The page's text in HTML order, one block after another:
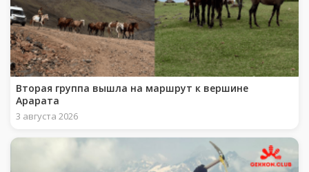
Вторая группа вышла на маршрут к вершине
Арарата
3 августа 2026